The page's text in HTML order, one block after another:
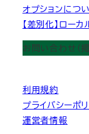
オプションにつ
【差別化】ロー
お問い合わせ（
利用規約
プライバシーポ
運営者情報